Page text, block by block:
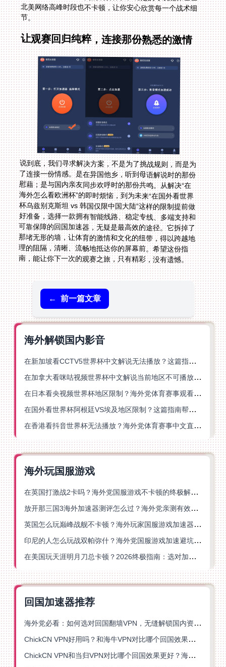
节。
让观赛回归纯粹，连接那份熟悉的激情
说到底，我们寻求解决方案，不是为了挑战规则，而是为
了连接一份情感。是在异国他乡，听到母语解说时的那份
慰藉；是与国内亲友同步欢呼时的那份共鸣。从解决“在
海外怎么看欧洲杯”的即时烦恼，到为未来“在国外看世界
杯乌兹别克斯坦 vs 韩国仅限中国大陆”这样的限制提前做
好准备，选择一款拥有智能线路、稳定专线、多端支持和
可靠保障的回国加速器，无疑是最高效的途径。它拆掉了
那堵无形的墙，让体育的激情和文化的纽带，得以跨越地
理的阻隔，清晰、流畅地抵达你的屏幕前。希望这份指
南，能让你下一次的观赛之旅，只有精彩，没有遗憾。
← 前一篇文章
海外解锁国内影音
在新加坡看CCTV5世界杯中文解说无法播放？这篇指南帮你解锁海外体育直播自由
在加拿大看咪咕视频世界杯中文解说当前地区不可播放？这篇指南帮你一键解决
在日本看央视频世界杯地区限制？海外党体育赛事观看终极指南
在国外看世界杯阿根廷VS埃及地区限制？这篇指南帮你搞定中文直播+解说
在香港看抖音世界杯无法播放？海外党体育赛事中文直播终极指南
海外玩国服游戏
在英国打激战2卡吗？海外党国服游戏不卡顿的终极解决方案
放开那三国3海外加速器测评怎么过？海外党亲测有效的国服游戏加速指南
英国怎么玩巅峰战舰不卡顿？海外玩家国服游戏加速器终极指南
印尼的人怎么玩战双帕弥什？海外党国服游戏加速避坑指南
在美国玩天涯明月刀总卡顿？2026终极指南：选对加速器让你丝滑连招
回国加速器推荐
海外党必看：如何选对回国翻墙VPN，无缝解锁国内资源？
ChickCN VPN好用吗？和海牛VPN对比哪个回国效果更好？
ChickCN VPN和当归VPN对比哪个回国效果更好？海外党亲测后选了它